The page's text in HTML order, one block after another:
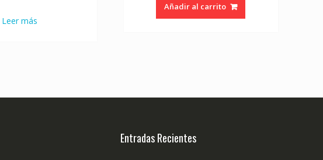
Leer más
Añadir al carrito
Entradas Recientes